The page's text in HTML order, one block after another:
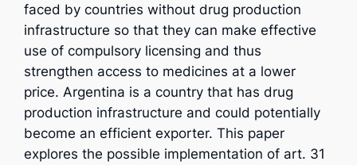
faced by countries without drug production
infrastructure so that they can make effective
use of compulsory licensing and thus
strengthen access to medicines at a lower
price. Argentina is a country that has drug
production infrastructure and could potentially
become an efficient exporter. This paper
explores the possible implementation of art. 31